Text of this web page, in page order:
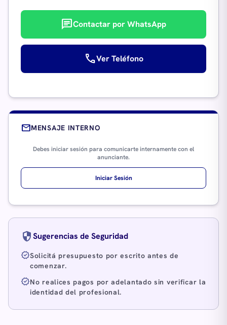
chatContactar por WhatsApp
callVer Teléfono
mailMENSAJE INTERNO
Debes iniciar sesión para comunicarte internamente con el
anunciante.
Iniciar Sesión
securitySugerencias de Seguridad
verifiedSolicitá presupuesto por escrito antes de
comenzar.
verifiedNo realices pagos por adelantado sin verificar la
identidad del profesional.